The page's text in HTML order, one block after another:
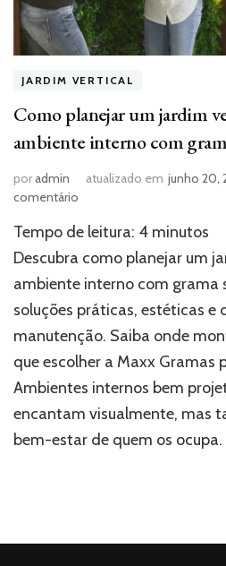
JARDIM VERTICAL
Como planejar um jardim
ambiente interno com
poradmin atualizado em junho 20,
comentário
planejar
um
vertical
para
ambiente
interno
com
grama
Tempo de leitura: 4 minutos
Descubra como planejar um
ambiente interno com grama
soluções práticas, estéticas e
manutenção. Saiba onde
que escolher a Maxx Gramas
Ambientes internos bem
encantam visualmente, mas
bem-estar de quem os